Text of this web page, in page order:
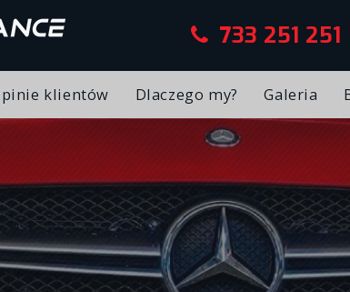
733 251 251
klientów Dlaczego my? Galeria